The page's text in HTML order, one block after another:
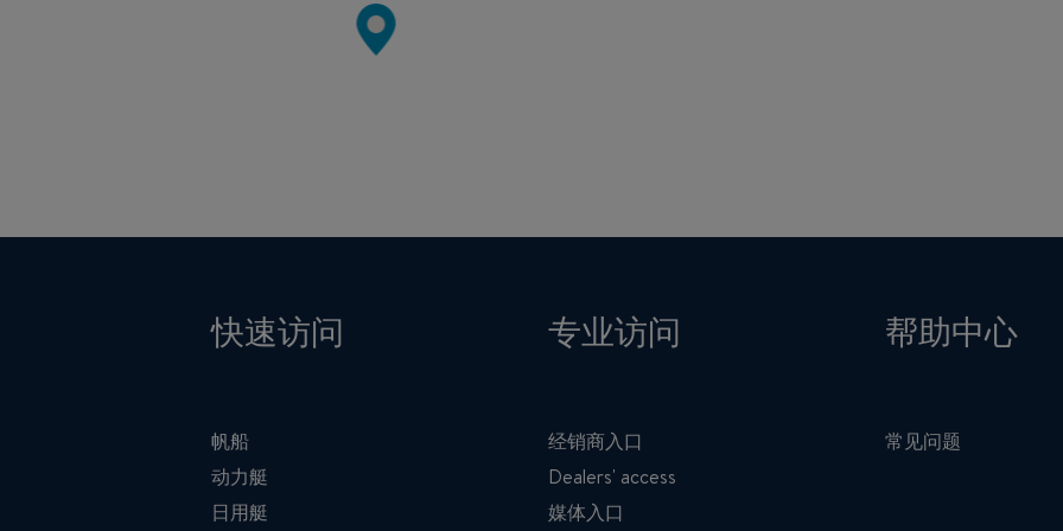
快速访问
帆船
动力艇
日用艇
专业访问
经销商入口
Dealers' access
媒体入口
帮助中心
常见问题